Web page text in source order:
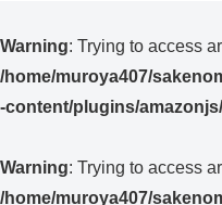
Warning: Trying to access
/home/muroya407/
-content/plugins/
Warning: Trying to access
/home/muroya407/